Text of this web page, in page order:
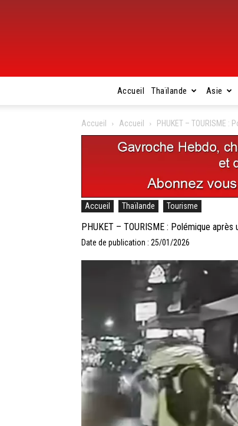
Accueil Thaïlande Asie
Accueil Accueil PHUKET – TOURISME
Accueil Thaïlande Tourisme
PHUKET – TOURISME : Polémique
Date de publication : 25/01/2026